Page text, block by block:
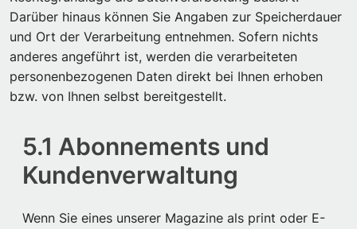
Darüber hinaus können Sie Angaben zur Speicherdauer
und Ort der Verarbeitung entnehmen. Sofern nichts
anderes angeführt ist, werden die verarbeiteten
personenbezogenen Daten direkt bei Ihnen erhoben
bzw. von Ihnen selbst bereitgestellt.
5.1 Abonnements und
Kundenverwaltung
Wenn Sie eines unserer Magazine als print oder E-